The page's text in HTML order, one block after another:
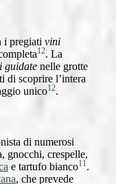
i pregiati vini
12. La
guidate nelle grotte
di scoprire l’intera
unico12.
di numerosi
gnocchi, crespelle,
e tartufo bianco11.
, che prevede